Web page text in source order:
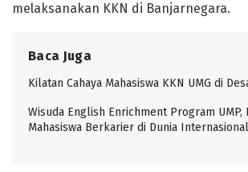
melaksanakan KKN di Banjarnegara.
Baca Juga
Kilatan Cahaya Mahasiswa KKN UMG di
Wisuda English Enrichment Program UMP,
Mahasiswa Berkarier di Dunia Internasional